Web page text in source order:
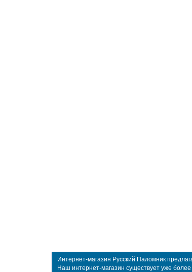
Интернет-магазин Русский Паломник
Наш интернет-магазин существует уже более